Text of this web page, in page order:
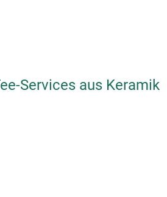
Services aus Keramik